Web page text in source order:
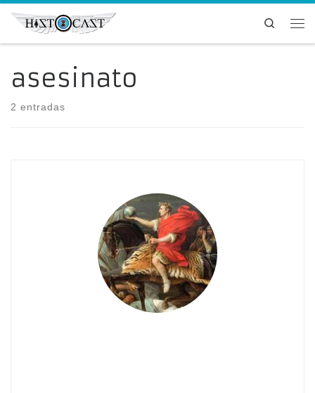
Saltar al contenido
Search
asesinato
2 entradas